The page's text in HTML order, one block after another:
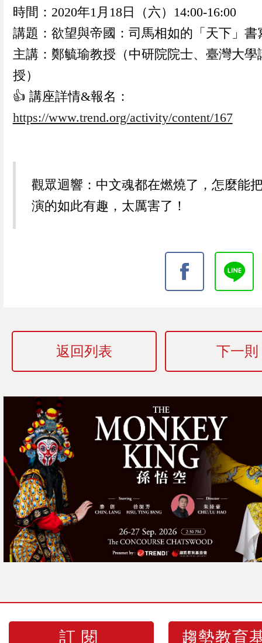
時間：2020年1月18日（六）14:00-16:00
講題：欲望與帝國：司馬相如的「天下」書
主講：鄭毓瑜教授（中研院院士、臺灣大學
授）
👍️ 講座詳情&報名：
https://www.trend.org/activity/content/167
觀眾迴響：中文魂都在燃燒了，怎麼能
演的如此有趣，太厲害了！
返回列表 下一則
訂閱 趨勢教育